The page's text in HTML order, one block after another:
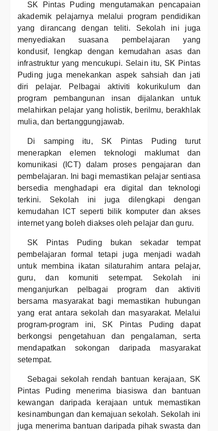
SK Pintas Puding mengutamakan pencapaian
akademik pelajarnya melalui program pendidikan
yang dirancang dengan teliti. Sekolah ini juga
menyediakan suasana pembelajaran yang
kondusif, lengkap dengan kemudahan asas dan
infrastruktur yang mencukupi. Selain itu, SK Pintas
Puding juga menekankan aspek sahsiah dan jati
diri pelajar. Pelbagai aktiviti kokurikulum dan
program pembangunan insan dijalankan untuk
melahirkan pelajar yang holistik, berilmu, berakhlak
mulia, dan bertanggungjawab.
Di samping itu, SK Pintas Puding turut
menerapkan elemen teknologi maklumat dan
komunikasi (ICT) dalam proses pengajaran dan
pembelajaran. Ini bagi memastikan pelajar sentiasa
bersedia menghadapi era digital dan teknologi
terkini. Sekolah ini juga dilengkapi dengan
kemudahan ICT seperti bilik komputer dan akses
internet yang boleh diakses oleh pelajar dan guru.
SK Pintas Puding bukan sekadar tempat
pembelajaran formal tetapi juga menjadi wadah
untuk membina ikatan silaturahim antara pelajar,
guru, dan komuniti setempat. Sekolah ini
menganjurkan pelbagai program dan aktiviti
bersama masyarakat bagi memastikan hubungan
yang erat antara sekolah dan masyarakat. Melalui
program-program ini, SK Pintas Puding dapat
berkongsi pengetahuan dan pengalaman, serta
mendapatkan sokongan daripada masyarakat
setempat.
Sebagai sekolah rendah bantuan kerajaan, SK
Pintas Puding menerima biasiswa dan bantuan
kewangan daripada kerajaan untuk memastikan
kesinambungan dan kemajuan sekolah. Sekolah ini
juga menerima bantuan daripada pihak swasta dan